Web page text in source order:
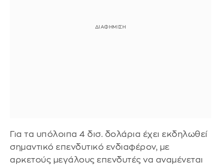
Για τα υπόλοιπα 4 δισ. δολάρια έχει εκδηλωθεί
σημαντικό επενδυτικό ενδιαφέρον, με
αρκετούς μεγάλους επενδυτές να αναμένεται